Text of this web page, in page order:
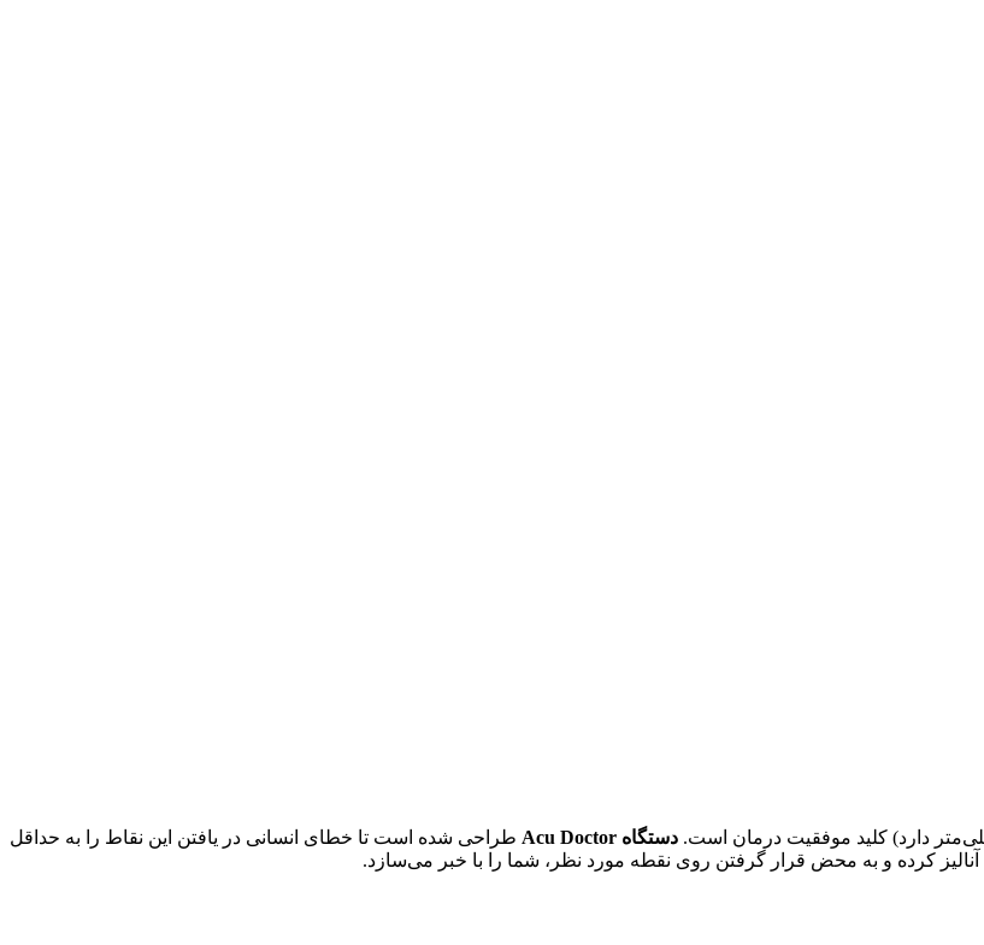
دارد) کلید موفقیت درمان است. دستگاه Acu Doctor
طراحی شده است تا خطای انسانی در یافتن این نقاط را به حداقل
آنالیز کرده و به محض قرار گرفتن روی نقطه مورد نظر، شما را با خبر می‌سازد.